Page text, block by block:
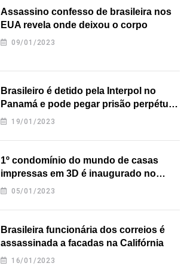
Assassino confesso de brasileira nos
EUA revela onde deixou o corpo
09/01/2023
Brasileiro é detido pela Interpol no
Panamá e pode pegar prisão perpétua
nos EUA
19/01/2023
1º condomínio do mundo de casas
impressas em 3D é inaugurado no
Texas
05/01/2023
Brasileira funcionária dos correios é
assassinada a facadas na Califórnia
16/01/2023